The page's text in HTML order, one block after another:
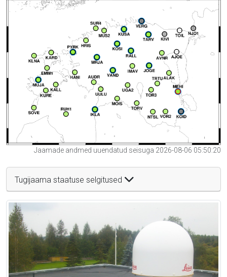
Jaamade andmed uuendatud seisuga 2026-08-06 05:50:20
Tugijaama staatuse selgitused